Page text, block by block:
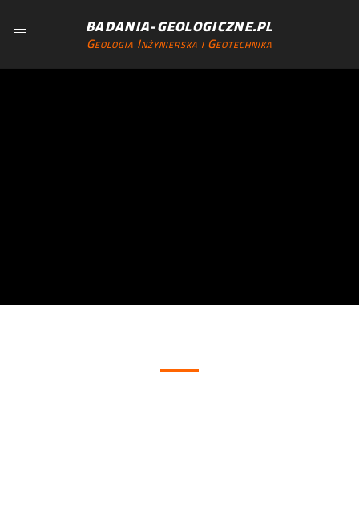
BADANIA-GEOLOGICZNE.PL
Geologia Inżynierska i Geotechnika